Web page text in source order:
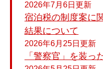
問合せ先
危機管理課 04-7093-
2026年7月6日更新
宿泊税の制度案に
結果について
2026年6月25日更新
「警察官」を装っ